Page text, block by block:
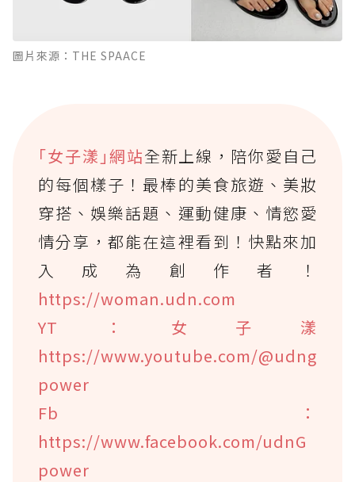
圖片來源：THE SPAACE
｢女子漾｣網站全新上線，陪你愛自己
的每個樣子！最棒的美食旅遊、美妝
穿搭、娛樂話題、運動健康、情慾愛
情分享，都能在這裡看到！快點來加
入成為創作者！
https://woman.udn.com
YT：女子漾
https://www.youtube.com/@udng
power
Fb：
https://www.facebook.com/udnG
power